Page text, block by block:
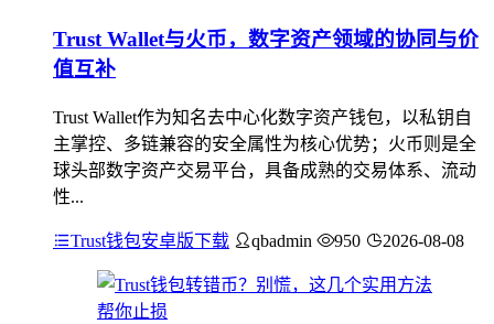
Trust Wallet与火币，数字资产领域的协同与价
值互补
Trust Wallet作为知名去中心化数字资产钱包，以私钥自
主掌控、多链兼容的安全属性为核心优势；火币则是全
球头部数字资产交易平台，具备成熟的交易体系、流动
性...
Trust钱包安卓版下载 qbadmin 950 2026-08-08